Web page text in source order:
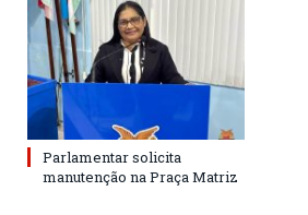
Parlamentar solicita
manutenção na Praça Matriz